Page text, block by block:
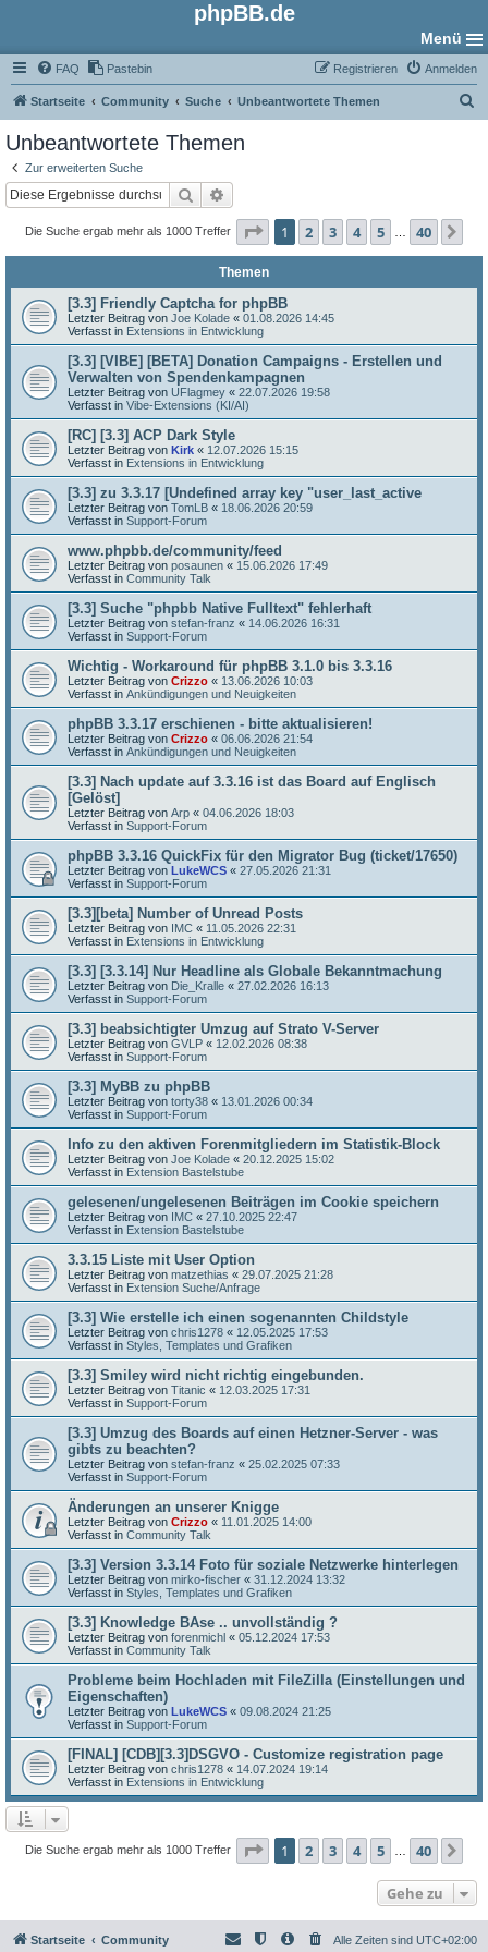
phpBB.de
Menü
FAQ Pastebin Anmelden
Registrieren
Startseite Community Suche Unbeantwortete Themen
Unbeantwortete Themen
Zur erweiterten Suche
Suche
Die Suche ergab mehr als 1000 Treffer Seite 1von 40
1 2 3 4 5 40
Themen
[3.3] Friendly Captcha for phpBB
Letzter Beitrag von Joe Kolade « 01.08.2026 14:45
Verfasst in Extensions in Entwicklung
[3.3] [VIBE] [BETA] Donation Campaigns - Erstellen und
Verwalten von Spendenkampagnen
Letzter Beitrag von UFlagmey « 22.07.2026 19:58
Verfasst in Vibe-Extensions (KI/AI)
[RC] [3.3] ACP Dark Style
Letzter Beitrag von Kirk « 12.07.2026 15:15
Verfasst in Extensions in Entwicklung
[3.3] zu 3.3.17 [Undefined array key "user_last_active
Letzter Beitrag von TomLB « 18.06.2026 20:59
Verfasst in Support-Forum
www.phpbb.de/community/feed
Letzter Beitrag von posaunen « 15.06.2026 17:49
Verfasst in Community Talk
[3.3] Suche "phpbb Native Fulltext" fehlerhaft
Letzter Beitrag von stefan-franz « 14.06.2026 16:31
Verfasst in Support-Forum
Wichtig - Workaround für phpBB 3.1.0 bis 3.3.16
Letzter Beitrag von Crizzo « 13.06.2026 10:03
Verfasst in Ankündigungen und Neuigkeiten
phpBB 3.3.17 erschienen - bitte aktualisieren!
Letzter Beitrag von Crizzo « 06.06.2026 21:54
Verfasst in Ankündigungen und Neuigkeiten
[3.3] Nach update auf 3.3.16 ist das Board auf Englisch
[Gelöst]
Letzter Beitrag von Arp « 04.06.2026 18:03
Verfasst in Support-Forum
phpBB 3.3.16 QuickFix für den Migrator Bug (ticket/17650)
Letzter Beitrag von LukeWCS « 27.05.2026 21:31
Verfasst in Support-Forum
[3.3][beta] Number of Unread Posts
Letzter Beitrag von IMC « 11.05.2026 22:31
Verfasst in Extensions in Entwicklung
[3.3] [3.3.14] Nur Headline als Globale Bekanntmachung
Letzter Beitrag von Die_Kralle « 27.02.2026 16:13
Verfasst in Support-Forum
[3.3] beabsichtigter Umzug auf Strato V-Server
Letzter Beitrag von GVLP « 12.02.2026 08:38
Verfasst in Support-Forum
[3.3] MyBB zu phpBB
Letzter Beitrag von torty38 « 13.01.2026 00:34
Verfasst in Support-Forum
Info zu den aktiven Forenmitgliedern im Statistik-Block
Letzter Beitrag von Joe Kolade « 20.12.2025 15:02
Verfasst in Extension Bastelstube
gelesenen/ungelesenen Beiträgen im Cookie speichern
Letzter Beitrag von IMC « 27.10.2025 22:47
Verfasst in Extension Bastelstube
3.3.15 Liste mit User Option
Letzter Beitrag von matzethias « 29.07.2025 21:28
Verfasst in Extension Suche/Anfrage
[3.3] Wie erstelle ich einen sogenannten Childstyle
Letzter Beitrag von chris1278 « 12.05.2025 17:53
Verfasst in Styles, Templates und Grafiken
[3.3] Smiley wird nicht richtig eingebunden.
Letzter Beitrag von Titanic « 12.03.2025 17:31
Verfasst in Support-Forum
[3.3] Umzug des Boards auf einen Hetzner-Server - was
gibts zu beachten?
Letzter Beitrag von stefan-franz « 25.02.2025 07:33
Verfasst in Support-Forum
Änderungen an unserer Knigge
Letzter Beitrag von Crizzo « 11.01.2025 14:00
Verfasst in Community Talk
[3.3] Version 3.3.14 Foto für soziale Netzwerke hinterlegen
Letzter Beitrag von mirko-fischer « 31.12.2024 13:32
Verfasst in Styles, Templates und Grafiken
[3.3] Knowledge BAse .. unvollständig ?
Letzter Beitrag von forenmichl « 05.12.2024 17:53
Verfasst in Community Talk
Probleme beim Hochladen mit FileZilla (Einstellungen und
Eigenschaften)
Letzter Beitrag von LukeWCS « 09.08.2024 21:25
Verfasst in Support-Forum
[FINAL] [CDB][3.3]DSGVO - Customize registration page
Letzter Beitrag von chris1278 « 14.07.2024 19:14
Verfasst in Extensions in Entwicklung
Die Suche ergab mehr als 1000 Treffer Seite 1von 40
1 2 3 4 5 40
Gehe zu
Startseite Community Alle Zeiten sind UTC+02:00